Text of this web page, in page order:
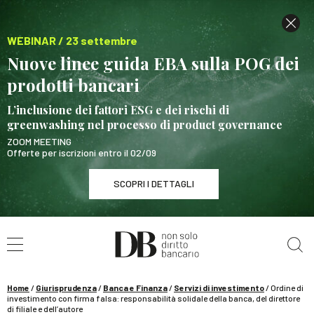
WEBINAR / 23 settembre
Nuove linee guida EBA sulla POG dei
prodotti bancari
L’inclusione dei fattori ESG e dei rischi di
greenwashing nel processo di product governance
ZOOM MEETING
Offerte per iscrizioni entro il 02/09
SCOPRI I DETTAGLI
WEBINAR / 23 settembre
Nuove linee guida EBA sulla POG dei prodotti
SCOPRI I DETTAGLI
Home / Giurisprudenza/ Banca e Finanza/ Servizi di investimento/Ordine di
investimento con firma falsa: responsabilità solidale della banca, del direttore
di filiale e dell’autore